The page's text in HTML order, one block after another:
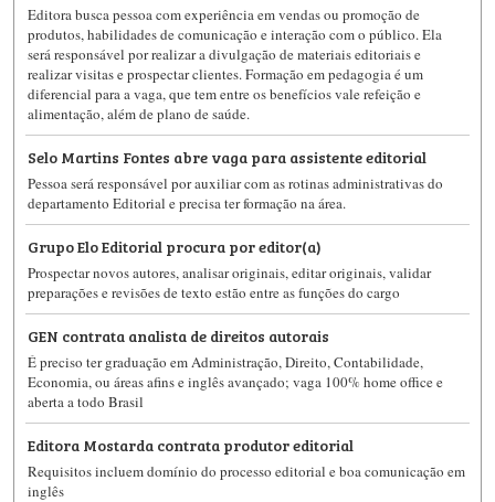
Editora busca pessoa com experiência em vendas ou promoção de
produtos, habilidades de comunicação e interação com o público. Ela
será responsável por realizar a divulgação de materiais editoriais e
realizar visitas e prospectar clientes. Formação em pedagogia é um
diferencial para a vaga, que tem entre os benefícios vale refeição e
alimentação, além de plano de saúde.
Selo Martins Fontes abre vaga para assistente editorial
Pessoa será responsável por auxiliar com as rotinas administrativas do
departamento Editorial e precisa ter formação na área.
Grupo Elo Editorial procura por editor(a)
Prospectar novos autores, analisar originais, editar originais, validar
preparações e revisões de texto estão entre as funções do cargo
GEN contrata analista de direitos autorais
É preciso ter graduação em Administração, Direito, Contabilidade,
Economia, ou áreas afins e inglês avançado; vaga 100% home office e
aberta a todo Brasil
Editora Mostarda contrata produtor editorial
Requisitos incluem domínio do processo editorial e boa comunicação em
inglês